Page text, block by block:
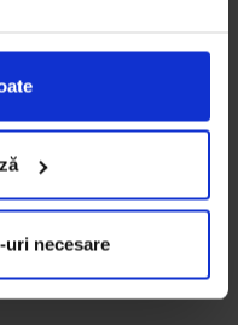
necesare